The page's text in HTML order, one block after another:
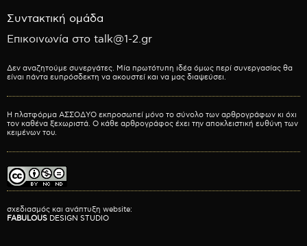
Συντακτική ομάδα
Επικοινωνία στο talk@1-2.gr
Δεν αναζητούμε συνεργάτες. Μία πρωτότυπη ιδέα όμως περί συνεργασίας θα
είναι πάντα ευπρόσδεκτη να ακουστεί και να μας διαψεύσει.
Η πλατφόρμα ΑΣΣΟΔΥΟ εκπροσωπεί μόνο το σύνολο των αρθρογράφων κι όχι
τον καθένα ξεχωριστά. Ο κάθε αρθρογράφος έχει την αποκλειστική ευθύνη των
κειμένων του.
σχεδιασμός και ανάπτυξη website:
FABULOUS DESIGN STUDIO